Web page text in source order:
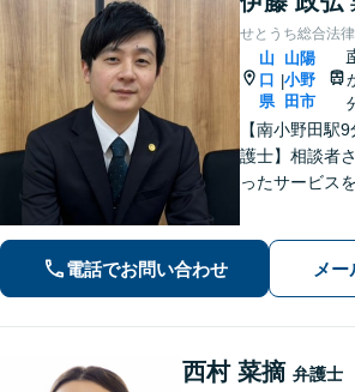
せとうち総合法
山
口
県
|
山陽
小野
田市
【南小野田駅
護士】相談者
ったサービス
実調査と判例
のない相続を
電話でお問い合わせ メ
西村 菜摘 弁護士